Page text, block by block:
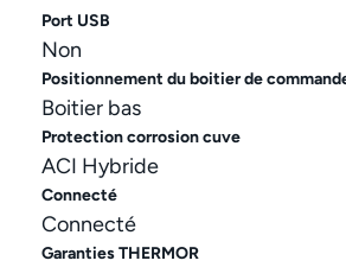
Port USB
Non
Positionnement du boitier de
Boitier bas
Protection corrosion cuve
ACI Hybride
Connecté
Connecté
Garanties THERMOR